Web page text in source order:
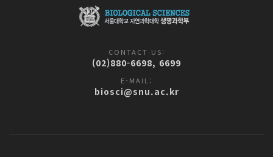
CONTACT US:
(02)880-6698, 6699
E-MAIL:
biosci@snu.ac.kr